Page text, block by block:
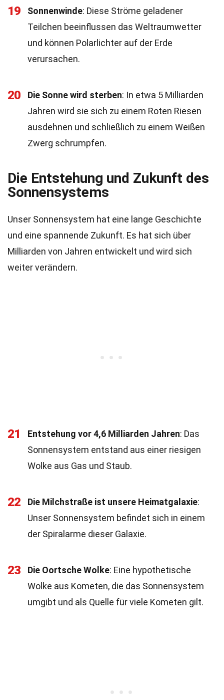
19 Sonnenwinde: Diese Ströme geladener
Teilchen beeinflussen das Weltraumwetter
und können Polarlichter auf der Erde
verursachen.
20 Die Sonne wird sterben: In etwa 5 Milliarden
Jahren wird sie sich zu einem Roten Riesen
ausdehnen und schließlich zu einem Weißen
Zwerg schrumpfen.
Die Entstehung und Zukunft des
Sonnensystems
Unser Sonnensystem hat eine lange Geschichte
und eine spannende Zukunft. Es hat sich über
Milliarden von Jahren entwickelt und wird sich
weiter verändern.
21 Entstehung vor 4,6 Milliarden Jahren: Das
Sonnensystem entstand aus einer riesigen
Wolke aus Gas und Staub.
22 Die Milchstraße ist unsere Heimatgalaxie:
Unser Sonnensystem befindet sich in einem
der Spiralarme dieser Galaxie.
23 Die Oortsche Wolke: Eine hypothetische
Wolke aus Kometen, die das Sonnensystem
umgibt und als Quelle für viele Kometen gilt.